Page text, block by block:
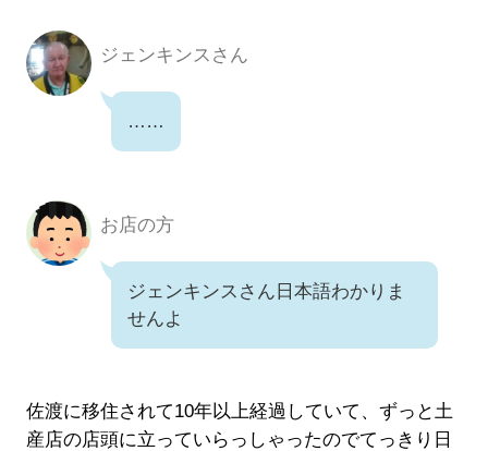
ジェンキンスさん
……
お店の方
ジェンキンスさん日本語わかりま
せんよ
佐渡に移住されて10年以上経過していて、ずっと土
産店の店頭に立っていらっしゃったのでてっきり日